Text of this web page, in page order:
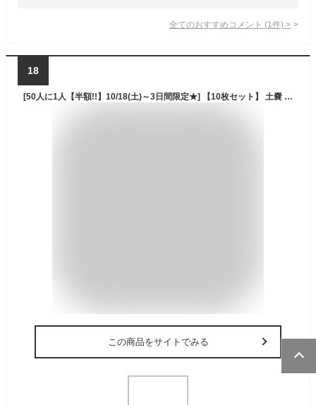
全てのおすすめコメント (1 件) >
18
[50人に1人【半額!!】10/18(土)～3日間限定★] 【10枚セット】 土嚢 水で膨らむ 吸水 土のう 土嚢袋 土のう袋 10枚入り 吸水式 防災 洪水 災害 浸水 対策 土不要 袋 水でふくらむ 防災用品 防災グッズ 吸水土のう 吸水土嚢 吸水土のう袋 吸水土嚢袋 水吸収 ゲリラ豪雨台風 土
この商品をサイトでみる